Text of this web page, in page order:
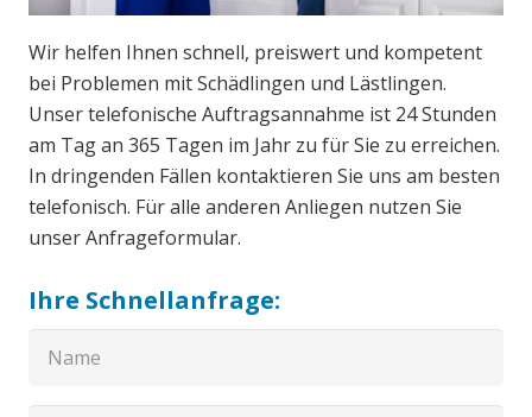
Wir helfen Ihnen schnell, preiswert und kompetent
bei Problemen mit Schädlingen und Lästlingen.
Unser telefonische Auftragsannahme ist 24 Stunden
am Tag an 365 Tagen im Jahr zu für Sie zu erreichen.
In dringenden Fällen kontaktieren Sie uns am besten
telefonisch. Für alle anderen Anliegen nutzen Sie
unser Anfrageformular.
Ihre Schnellanfrage: